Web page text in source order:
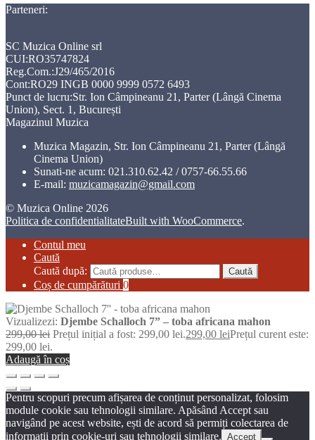
Parteneri:
SC Muzica Online srl
CUI:RO35747824
Reg.Com.:J29/465/2016
Cont:RO29 INGB 0000 9999 0572 6493
Punct de lucru:Str. Ion Câmpineanu 21, Parter (Lângă Cinema
Union), Sect. 1, București
Magazinul Muzica
Muzica Magazin, Str. Ion Câmpineanu 21, Parter (Lângă
Cinema Union)
Sunati-ne acum: 021.310.62.42 / 0757-66.55.66
E-mail: muzicamagazin@gmail.com
© Muzica Online 2026
Politica de confidentialitateBuilt with WooCommerce.
Contul meu
Caută
Caută după:
Caută
Coș de cumpărături 0
Vizualizezi: Djembe Schalloch 7” – toba africana mahon
299,00lei Prețul inițial a fost: 299,00 lei.299,00 leiPrețul curent este:
299,00 lei.
Adaugă în coș
Pentru scopuri precum afișarea de conținut personalizat, folosim
module cookie sau tehnologii similare. Apăsând Accept sau
navigând pe acest website, ești de acord să permiți colectarea de
informații prin cookie-uri sau tehnologii similare. Accept